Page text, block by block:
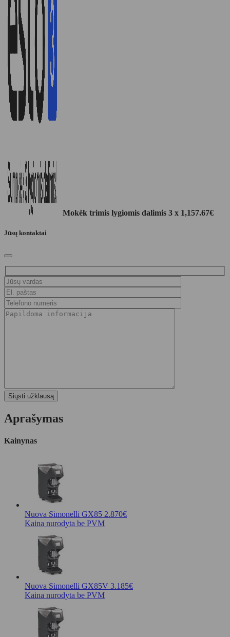
Mokėk trimis lygiomis dalimis 3 x 1,157.67€
Jūsų kontaktai
Aprašymas
Kainynas
Nuova Simonelli GX85 2.870€
Kaina nurodyta be PVM
Nuova Simonelli GX85V 3.185€
Kaina nurodyta be PVM